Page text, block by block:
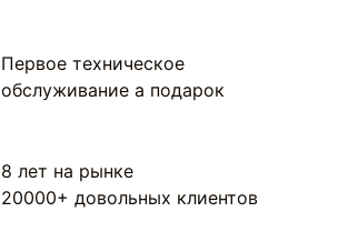
Первое техническое
обслуживание а подарок
8 лет на рынке
20000+ довольных клиентов